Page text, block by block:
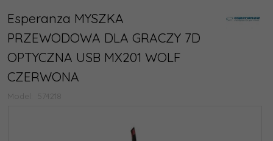
Esperanza MYSZKA
PRZEWODOWA DLA GRACZY 7D
OPTYCZNA USB MX201 WOLF
CZERWONA
Model: 574218